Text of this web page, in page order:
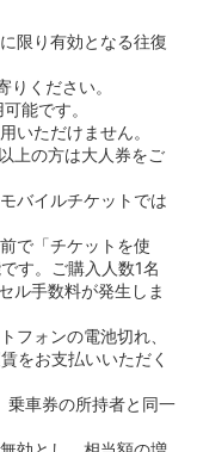
限り有効となる往復
ください。
能です。
いただけません。
上の方は大人券をご
バイルチケットでは
で「チケットを使
す。ご購入人数1名
ル手数料が発生しま
フォンの電池切れ、
をお支払いいただく
車券の所持者と同一